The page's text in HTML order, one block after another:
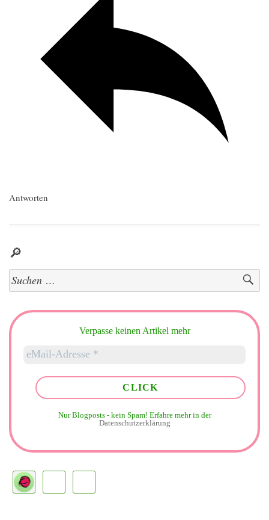
Antworten
🔎
Suchen
nach:
Verpasse keinen Artikel mehr
Nur Blogposts - kein Spam! Erfahre mehr in der
Datenschutzerklärung